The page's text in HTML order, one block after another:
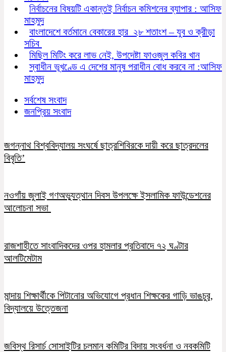
নির্বাচনের বিষয়টি একান্তই নির্বাচন কমিশনের ব্যাপার : আসিফ
মাহমুদ
বাংলাদেশে বর্তমানে বেকারের হার ২৮ শতাংশ – যুব ও ক্রীড়া
সচিব
মিছিল মিটিং করে লাভ নেই, উপদেষ্টা ফাওজুল কবির খান
স্বাধীন ভূখণ্ডে এ দেশের মানুষ পরাধীন বোধ করবে না :আসিফ
মাহমুদ
সর্বশেষ সংবাদ
জনপ্রিয় সংবাদ
জগন্নাথ বিশ্ববিদ্যালয় সংঘর্ষে ছাত্রশিবিরকে দায়ী করে ছাত্রদলের
বিবৃতি’
নওগাঁয় জুলাই গণঅভ্যুত্থান দিবস উপলক্ষে ইসলামিক ফাউন্ডেশনের
আলোচনা সভা
রাজশাহীতে সাংবাদিকদের ওপর হামলার প্রতিবাদে ৭২ ঘণ্টার
আলটিমেটাম
মান্দায় শিক্ষার্থীকে পিটানোর অভিযোগে প্রধান শিক্ষকের গাড়ি ভাঙচুর,
বিদ্যালয়ে উত্তেজনা
জবিস্থ রিসার্চ সোসাইটির চলমান কমিটির বিদায় সংবর্ধনা ও নবকমিটি